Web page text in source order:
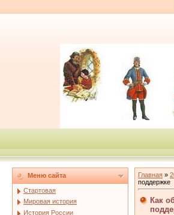
Меню сайта
Стартовая
Мировая история
История России
Главная »
поддержке
Как